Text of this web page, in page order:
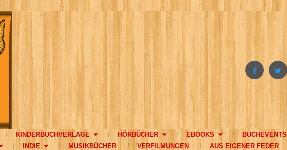
KINDERBUCHVERLAGE HÖRBÜCHER EBOOKS
BUCHEVENTS
INDIE MUSIKBÜCHER VERFILMUNGEN AUS EIGENER FEDER